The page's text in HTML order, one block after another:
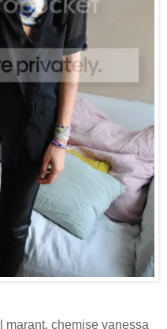
marant, chemise vanessa